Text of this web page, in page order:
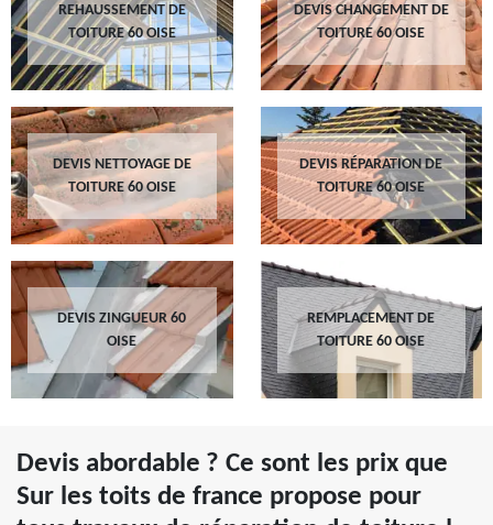
REHAUSSEMENT DE
TOITURE 60 OISE
DEVIS CHANGEMENT DE
TOITURE 60 OISE
DEVIS NETTOYAGE DE
TOITURE 60 OISE
DEVIS RÉPARATION DE
TOITURE 60 OISE
DEVIS ZINGUEUR 60
OISE
REMPLACEMENT DE
TOITURE 60 OISE
Devis abordable ? Ce sont les prix que
Sur les toits de france propose pour